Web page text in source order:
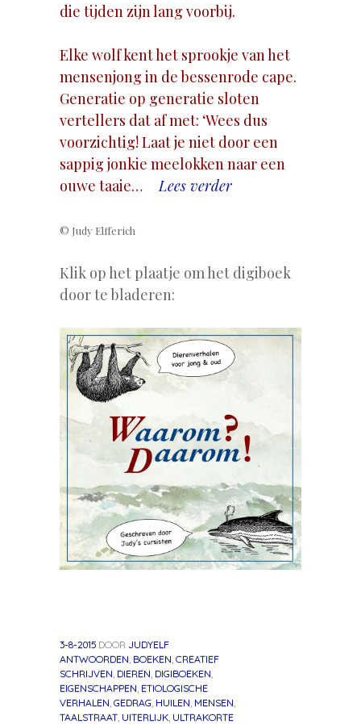
die tijden zijn lang voorbij.
Elke wolf kent het sprookje van het
mensenjong in de bessenrode cape.
Generatie op generatie sloten
vertellers dat af met: ‘Wees dus
voorzichtig! Laat je niet door een
sappig jonkie meelokken naar een
ouwe taaie…
Lees verder
© Judy Elfferich
Klik op het plaatje om het digiboek
door te bladeren:
3-8-2015 DOOR JUDYELF
ANTWOORDEN BOEKEN CREATIEF
SCHRIJVEN DIEREN DIGIBOEKEN
EIGENSCHAPPEN ETIOLOGISCHE
VERHALEN GEDRAG HUILEN MENSEN
TAALSTRAAT UITERLIJK ULTRAKORTE